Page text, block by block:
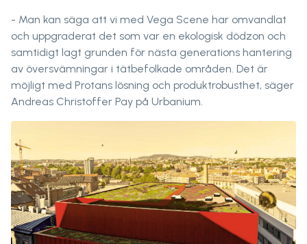
- Man kan säga att vi med Vega Scene har omvandlat
och uppgraderat det som var en ekologisk dödzon och
samtidigt lagt grunden för nästa generations hantering
av översvämningar i tätbefolkade områden. Det är
möjligt med Protans lösning och produktrobusthet, säger
Andreas Christoffer Pay på Urbanium.